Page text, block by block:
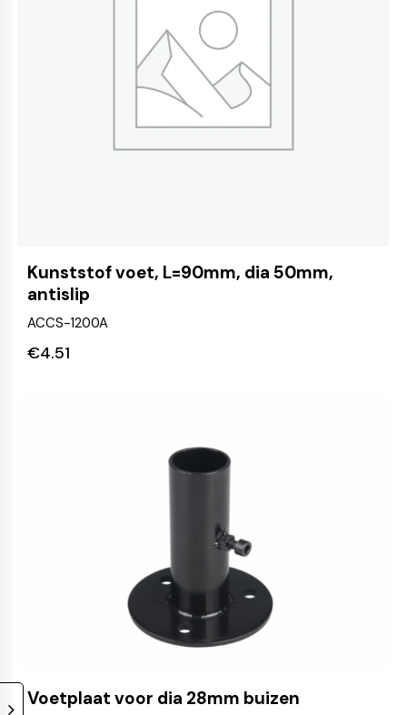
Kunststof voet, L=90mm, dia 50mm,
antislip
ACCS-1200A
€4.51
Voetplaat voor dia 28mm buizen